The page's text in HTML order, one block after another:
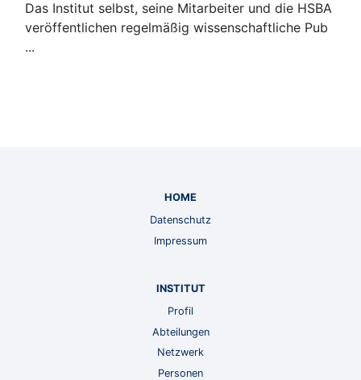
Das Institut selbst, seine Mitarbeiter und die HSBA
veröffentlichen regelmäßig wissenschaftliche Pub
...
HOME
Datenschutz
Impressum
INSTITUT
Profil
Abteilungen
Netzwerk
Personen